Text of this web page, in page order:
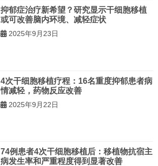
抑郁症治疗新希望？研究显示干细胞移植
或可改善脑内环境、减轻症状
2025年9月23日
4次干细胞移植疗程：16名重度抑郁患者病
情减轻，药物反应改善
2025年9月22日
74例患者4次干细胞移植后：移植物抗宿主
病发生率和严重程度得到显著改善